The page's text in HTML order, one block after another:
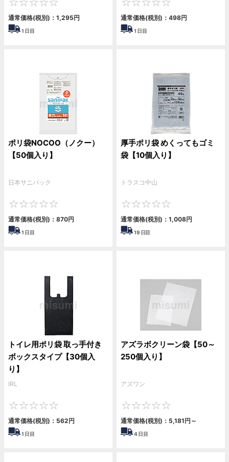
通常価格(税別)： 1,295円
1 日目
通常価格(税別)： 498円
1 日目
ポリ袋NOCOO（ノクー）
【50個入り】
日本サニパック
通常価格(税別)： 870円
1 日目
厚手ポリ袋 めくってもゴミ
袋【10個入り】
トラスコ中山
通常価格(税別)： 1,008円
19 日目
トイレ用ポリ袋 取っ手付き
ボックスタイプ【30個入
り】
IRL
通常価格(税別)： 562円
1 日目
アズラボクリーン袋【50～
250個入り】
アズワン
通常価格(税別)： 5,181円 ～
4日目